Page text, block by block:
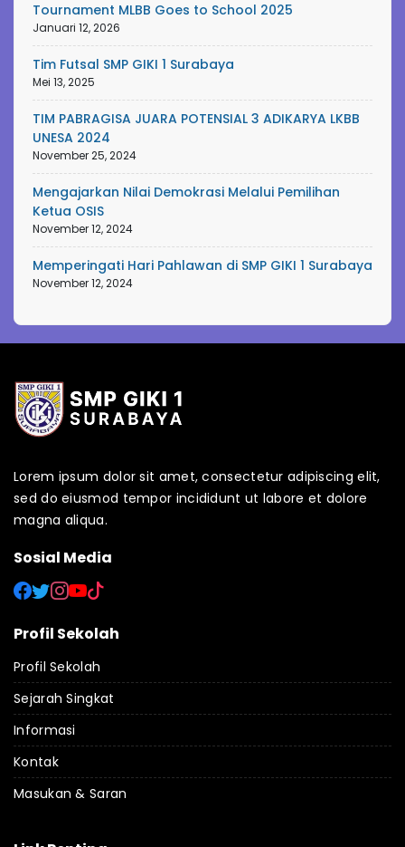
Tournament MLBB Goes to School 2025
Januari 12, 2026
Tim Futsal SMP GIKI 1 Surabaya
Mei 13, 2025
TIM PABRAGISA JUARA POTENSIAL 3 ADIKARYA LKBB
UNESA 2024
November 25, 2024
Mengajarkan Nilai Demokrasi Melalui Pemilihan
Ketua OSIS
November 12, 2024
Memperingati Hari Pahlawan di SMP GIKI 1 Surabaya
November 12, 2024
Lorem ipsum dolor sit amet, consectetur adipiscing elit,
sed do eiusmod tempor incididunt ut labore et dolore
magna aliqua.
Sosial Media
Profil Sekolah
Profil Sekolah
Sejarah Singkat
Informasi
Kontak
Masukan & Saran